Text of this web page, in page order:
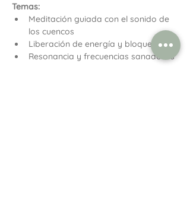
Temas:
Meditación guiada con el sonido de
los cuencos
Liberación de energía y bloqueos
Resonancia y frecuencias sanadoras